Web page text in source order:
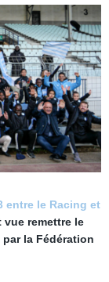
entre le Racing et
vue remettre le
la Fédération